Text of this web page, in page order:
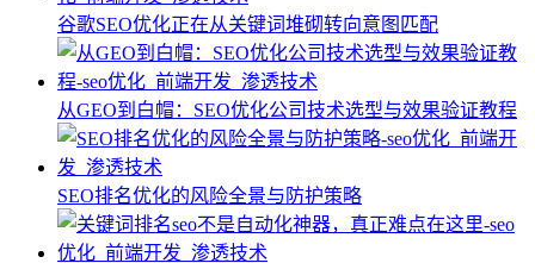
谷歌SEO优化正在从关键词堆砌转向意图匹配
从GEO到白帽：SEO优化公司技术选型与效果验证教程
SEO排名优化的风险全景与防护策略